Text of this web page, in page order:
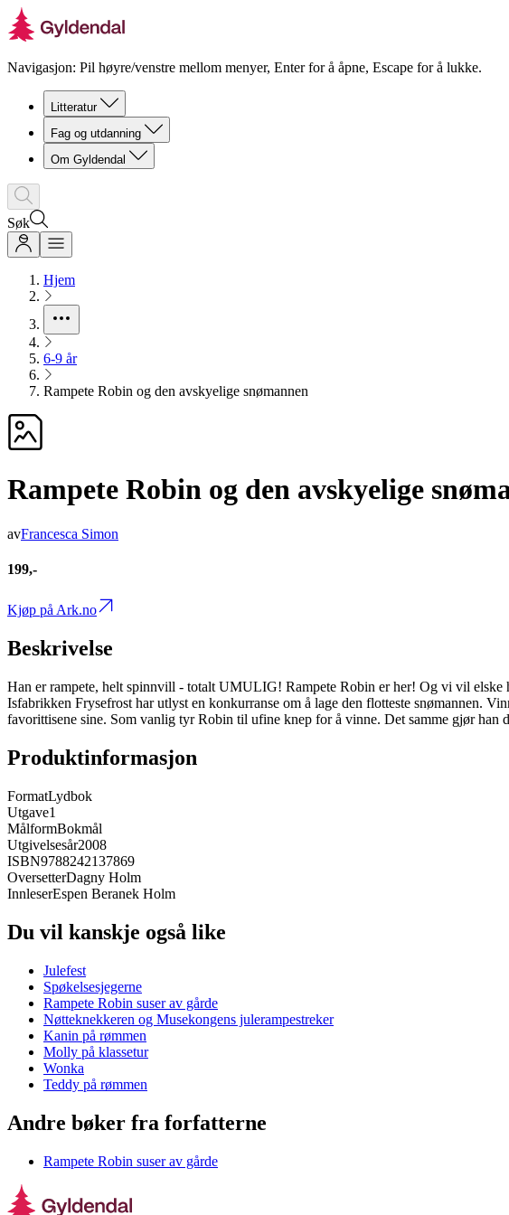
Navigasjon: Pil høyre/venstre mellom menyer, Enter for å åpne, Escape for å lukke.
Litteratur
Fag og utdanning
Om Gyldendal
Søk
Hjem
6-9 år
Rampete Robin og den avskyelige snømannen
Rampete Robin og den avskyelige
avFrancesca Simon
199,-
Kjøp på Ark.no
Beskrivelse
Han er rampete, helt spinnvill - totalt UMULIG! Rampete Robin er her! Og vi vil elske
Isfabrikken Frysefrost har utlyst en konkurranse om å lage den flotteste snømannen.
favorittisene sine. Som vanlig tyr Robin til ufine knep for å vinne. Det samme gjør han
Produktinformasjon
FormatLydbok
Utgave1
MålformBokmål
Utgivelsesår2008
ISBN9788242137869
OversetterDagny Holm
InnleserEspen Beranek Holm
Du vil kanskje også like
Julefest
Spøkelsesjegerne
Rampete Robin suser av gårde
Nøtteknekkeren og Musekongens julerampestreker
Kanin på rømmen
Molly på klassetur
Wonka
Teddy på rømmen
Andre bøker fra forfatterne
Rampete Robin suser av gårde